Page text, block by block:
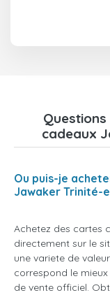
cadeaux
Ou puis-je
Jawaker Trinité-
Achetez des cartes
directement sur le
une variete de
correspond le
de vente officiel.